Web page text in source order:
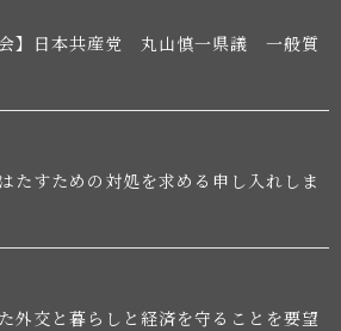
会】日本共産党 丸山慎一県議 一般質
たすための対処を求める申し入れしま
外交と暮らしと経済を守ることを要望